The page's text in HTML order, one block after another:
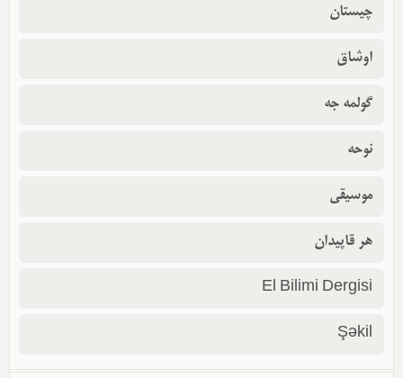
چیستان
اوشاق
گولمه جه
نوحه
موسیقی
هر قاپیدان
El Bilimi Dergisi
Şəkil